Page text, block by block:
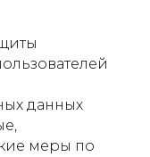
данных
меры по